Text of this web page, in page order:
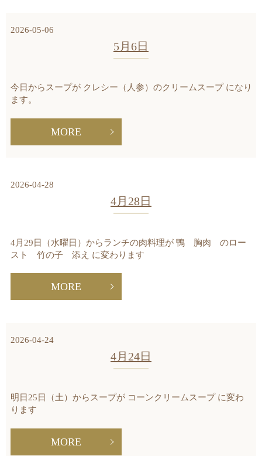
2026-05-06
5月6日
今日からスープが クレシー（人参）のクリームスープ になり
ます。
MORE
2026-04-28
4月28日
4月29日（水曜日）からランチの肉料理が 鴨 胸肉 のロー
スト 竹の子 添え に変わります
MORE
2026-04-24
4月24日
明日25日（土）からスープが コーンクリームスープ に変わ
ります
MORE